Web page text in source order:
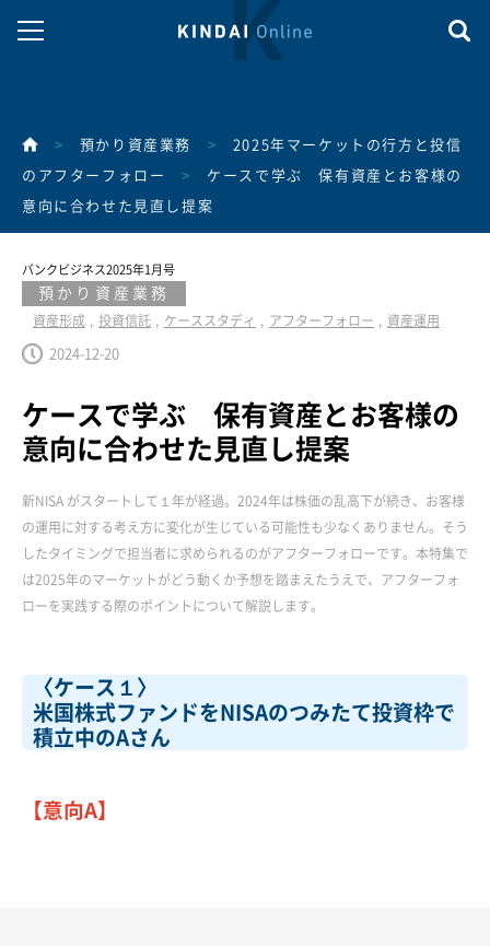
> 預かり資産業務 > 2025年マーケットの行方と投信
のアフターフォロー > ケースで学ぶ 保有資産とお客様の
意向に合わせた見直し提案
バンクビジネス2025年1月号
預かり資産業務
資産形成 投資信託 ケーススタディ アフターフォロー 資産運用
2024-12-20
ケースで学ぶ 保有資産とお客様の
意向に合わせた見直し提案
新NISA がスタートして１年が経過。2024年は株価の乱高下が続き、お客様
の運用に対する考え方に変化が生じている可能性も少なくありません。そう
したタイミングで担当者に求められるのがアフターフォローです。本特集で
は2025年のマーケットがどう動くか予想を踏まえたうえで、アフターフォ
ローを実践する際のポイントについて解説します。
〈ケース１〉
米国株式ファンドをNISAのつみたて投資枠で
積立中のAさん
【意向A】